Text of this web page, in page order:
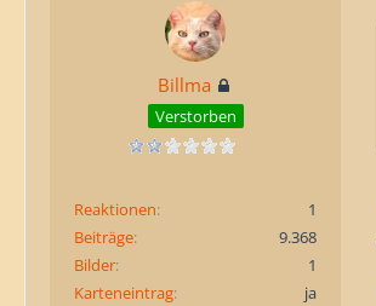
Billma
Verstorben
Reaktionen
1
Beiträge
9.368
Bilder
1
Karteneintrag
ja